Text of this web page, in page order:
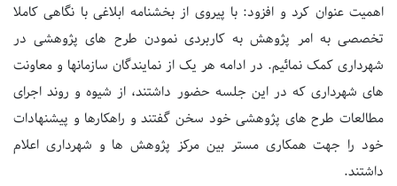
اهمیت عنوان کرد و افزود: با پیروی از بخشنامه ابلاغی با نگاهی کاملا
تخصصی به امر پژوهش به کاربردی نمودن طرح های پژوهشی در
شهرداری کمک نمائیم. در ادامه هر یک از نمایندگان سازمانها و معاونت
های شهرداری که در این جلسه حضور داشتند، از شیوه و روند اجرای
مطالعات طرح های پژوهشی خود سخن گفتند و راهکارها و پیشنهادات
خود را جهت همکاری مستر بین مرکز پژوهش ها و شهرداری اعلام
داشتند.